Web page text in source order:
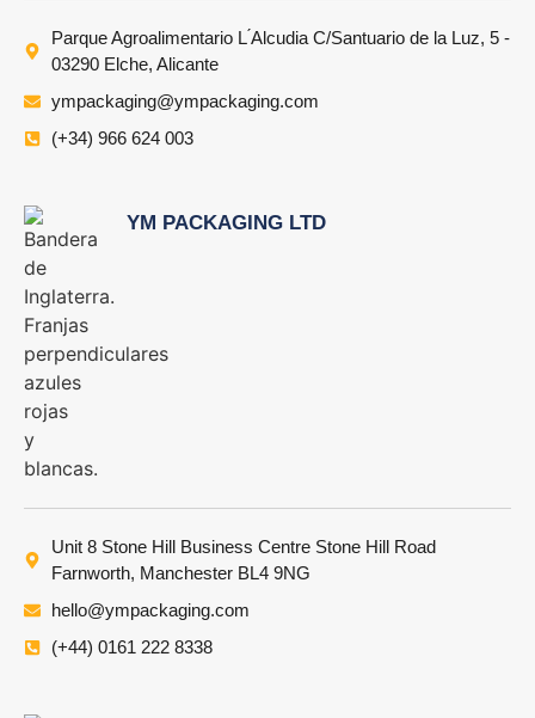
Parque Agroalimentario L ́Alcudia C/Santuario de la Luz, 5 -
03290 Elche, Alicante
ympackaging@ympackaging.com
(+34) 966 624 003
YM PACKAGING LTD
Unit 8 Stone Hill Business Centre Stone Hill Road
Farnworth, Manchester BL4 9NG
hello@ympackaging.com
(+44) 0161 222 8338